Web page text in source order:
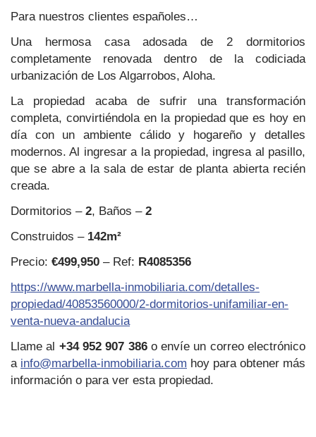
Para nuestros clientes españoles…
Una hermosa casa adosada de 2 dormitorios
completamente renovada dentro de la codiciada
urbanización de Los Algarrobos, Aloha.
La propiedad acaba de sufrir una transformación
completa, convirtiéndola en la propiedad que es hoy en
día con un ambiente cálido y hogareño y detalles
modernos. Al ingresar a la propiedad, ingresa al pasillo,
que se abre a la sala de estar de planta abierta recién
creada.
Dormitorios – 2, Baños – 2
Construidos – 142m²
Precio: €499,950 – Ref: R4085356
https://www.marbella-inmobiliaria.com/detalles-
propiedad/40853560000/2-dormitorios-unifamiliar-en-
venta-nueva-andalucia
Llame al +34 952 907 386o envíe un correo electrónico
a info@marbella-inmobiliaria.com hoy para obtener más
información o para ver esta propiedad.